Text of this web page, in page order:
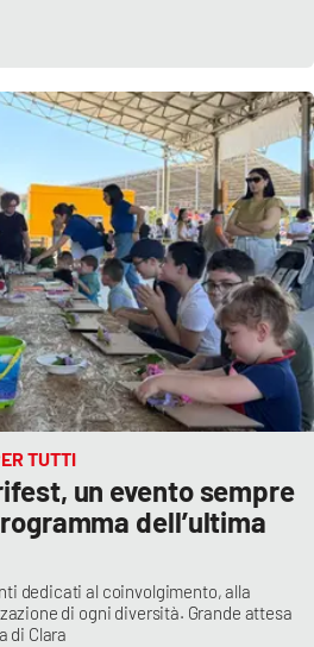
TUTTI
un evento sempre
dell’ultima
dedicati al coinvolgimento, alla
di ogni diversità. Grande attesa
di Clara